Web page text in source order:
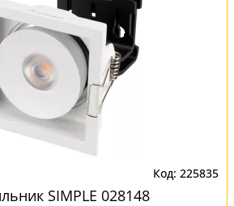
225835
SIMPLE 028148